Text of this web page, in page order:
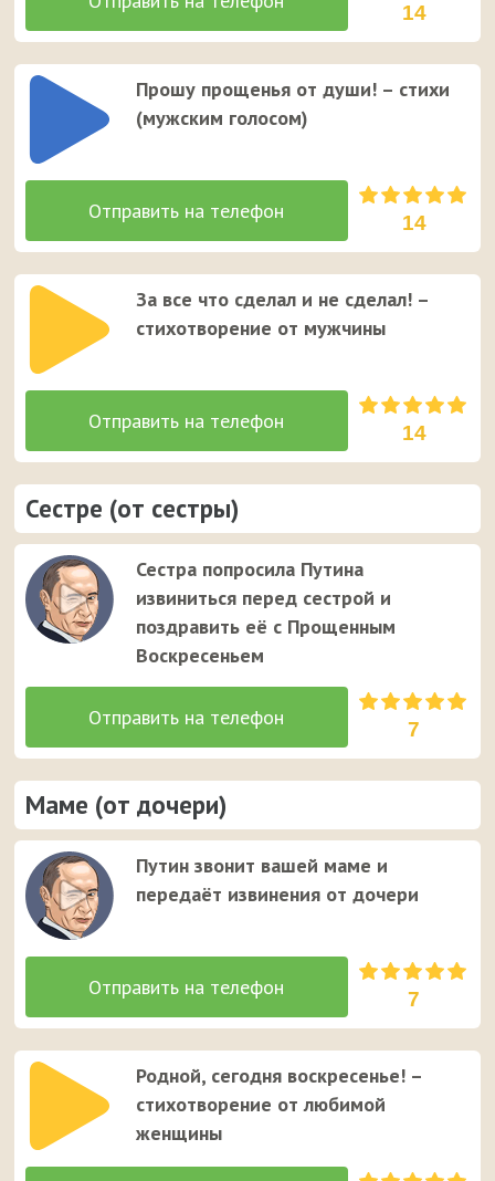
14
Прошу прощенья от души! – стихи
(мужским голосом)
14
За все что сделал и не сделал! –
стихотворение от мужчины
14
Сестре (от сестры)
Сестра попросила Путина
извиниться перед сестрой и
поздравить её с Прощенным
Воскресеньем
7
Маме (от дочери)
Путин звонит вашей маме и
передаёт извинения от дочери
7
Родной, сегодня воскресенье! –
стихотворение от любимой
женщины